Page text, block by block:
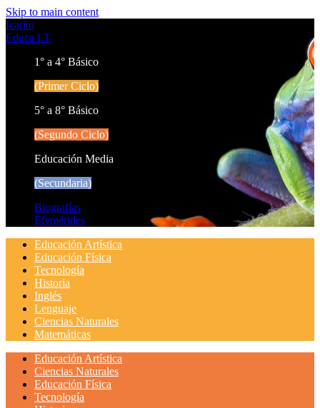
Skip to main content
Icarito
Educa LT
1° a 4° Básico
(Primer Ciclo)
5° a 8° Básico
(Segundo Ciclo)
Educación Media
(Secundaria)
Biografías
Efemérides
Educación Artística
Educación Física
Tecnología
Historia
Inglés
Lenguaje
Ciencias Naturales
Matemáticas
Educación Artística
Ciencias Naturales
Educación Física
Tecnología